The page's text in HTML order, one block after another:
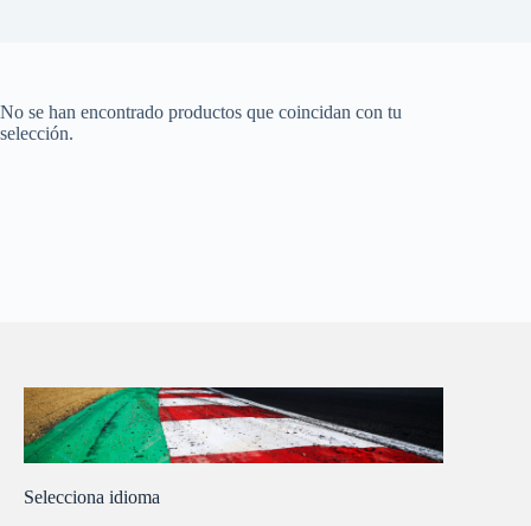
No se han encontrado productos que coincidan con tu
selección.
Selecciona idioma